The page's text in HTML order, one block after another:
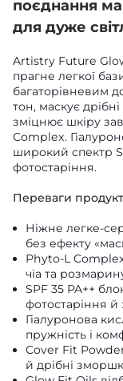
поєднання
для дуже
Artistry Future
прагне легкої
багаторівневим
тон, маскує
зміцнює шкіру
Complex.
широкий спектр
фотостаріння.
Переваги
Ніжне легке-
без ефекту
Phyto-L
чіа та
SPF 35 PA++
фотостаріння й
Гіалуронова
пружність і
Cover Fit
й дрібні